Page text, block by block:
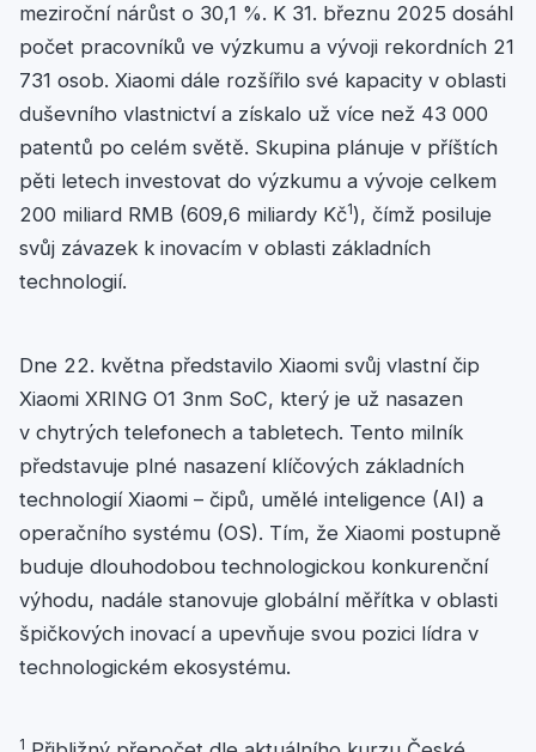
meziroční nárůst o 30,1 %. K 31. březnu 2025 dosáhl
počet pracovníků ve výzkumu a vývoji rekordních 21
731 osob. Xiaomi dále rozšířilo své kapacity v oblasti
duševního vlastnictví a získalo už více než 43 000
patentů po celém světě. Skupina plánuje v příštích
pěti letech investovat do výzkumu a vývoje celkem
200 miliard RMB (609,6 miliardy Kč1), čímž posiluje
svůj závazek k inovacím v oblasti základních
technologií.
Dne 22. května představilo Xiaomi svůj vlastní čip
Xiaomi XRING O1 3nm SoC, který je už nasazen
v chytrých telefonech a tabletech. Tento milník
představuje plné nasazení klíčových základních
technologií Xiaomi – čipů, umělé inteligence (AI) a
operačního systému (OS). Tím, že Xiaomi postupně
buduje dlouhodobou technologickou konkurenční
výhodu, nadále stanovuje globální měřítka v oblasti
špičkových inovací a upevňuje svou pozici lídra v
technologickém ekosystému.
1